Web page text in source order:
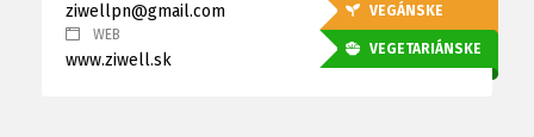
VEGÁNSKE
VEGETARIÁNSKE
ziwellpn@gmail.com
WEB
www.ziwell.sk